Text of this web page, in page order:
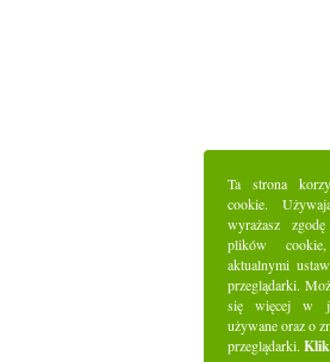
Ta strona
cookie.
wyrażasz
plików
aktualnymi
przeglądarki.
się więcej w
używane oraz o
przeglądarki.